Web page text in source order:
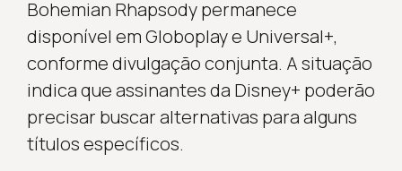
Bohemian Rhapsody permanece
disponível em Globoplay e Universal+,
conforme divulgação conjunta. A situação
indica que assinantes da Disney+ poderão
precisar buscar alternativas para alguns
títulos específicos.